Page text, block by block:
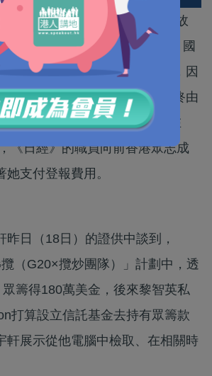
日）踏入第48日審訊，「香港故
庭上作供，續談及於2019年8月國
於陳梓華一方在加拿大匯款時，因
在刊登前把款項匯至日本，最終由
元給《日本經濟新聞》，而在
《日經》的職員向前香港眾志成
她支付登報費用。
昨日（18日）的證供中談到，
（G20×攬炒團隊）」計劃中，透
籌得180萬美金，後來黎智英私
打算設立信託基金去持有眾籌款
軒展示從他電腦中檢取、在相關時